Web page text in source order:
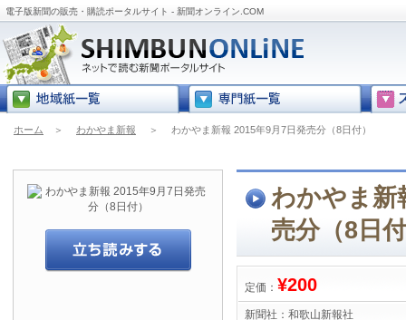
電子版新聞の販売・購読ポータルサイト - 新聞オンライン.COM
ホーム ＞ わかやま新報 ＞ わかやま新報 2015年9月7日発売分（8日付）
わかやま新
売分（8日
定価： ¥200
新聞社： 和歌山新報社